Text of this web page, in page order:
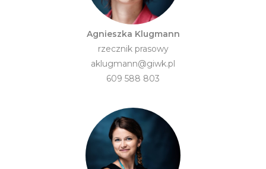
Agnieszka Klugmann
rzecznik prasowy
aklugmann@giwk.pl
609 588 803